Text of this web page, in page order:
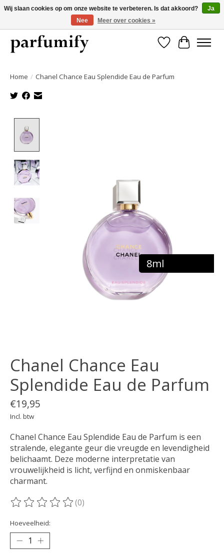
750+ Geuren | Gratis verzending | Maandelijks opzegbaar
Verlanglijst
Home / Chanel Chance Eau Splendide Eau de Parfum
8ml
Chanel Chance Eau
Splendide Eau de Parfum
€19,95
Incl. btw
Chanel Chance Eau Splendide Eau de Parfum is een
stralende, elegante geur die vreugde en levendigheid
belichaamt. Deze moderne interpretatie van
vrouwelijkheid is licht, verfijnd en onmiskenbaar
charmant.
De beoordeling van dit product is
(0)
Hoeveelheid:
Wij slaan cookies op om onze website te verbeteren. Is dat akkoord?
Ja
Nee
Meer over cookies »